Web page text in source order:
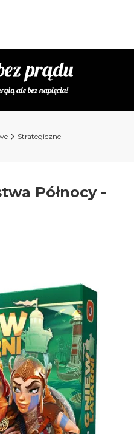
0. Zobacz szczegóły
wyszukiwarkę
Strategiczne
Północy -